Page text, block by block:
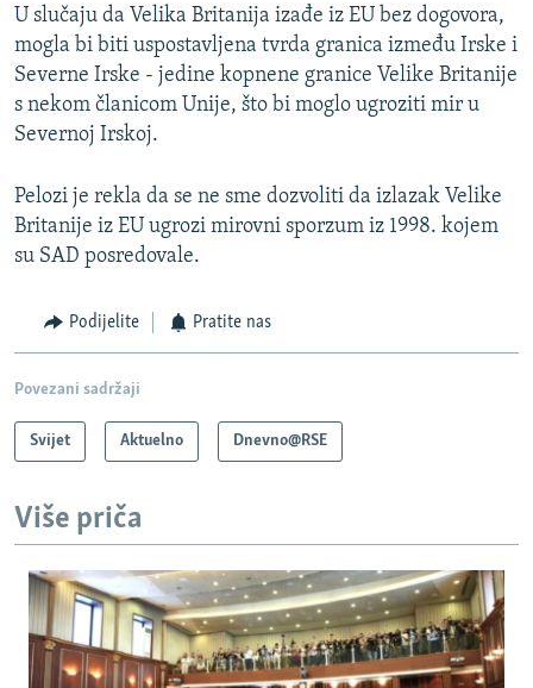
U slučaju da Velika Britanija izađe iz EU bez dogovora,
mogla bi biti uspostavljena tvrda granica između Irske i
Severne Irske - jedine kopnene granice Velike Britanije
s nekom članicom Unije, što bi moglo ugroziti mir u
Severnoj Irskoj.
Pelozi je rekla da se ne sme dozvoliti da izlazak Velike
Britanije iz EU ugrozi mirovni sporzum iz 1998. kojem
su SAD posredovale.
Podijelite Pratite nas
Povezani sadržaji
Svijet Aktuelno Dnevno@RSE
Više priča